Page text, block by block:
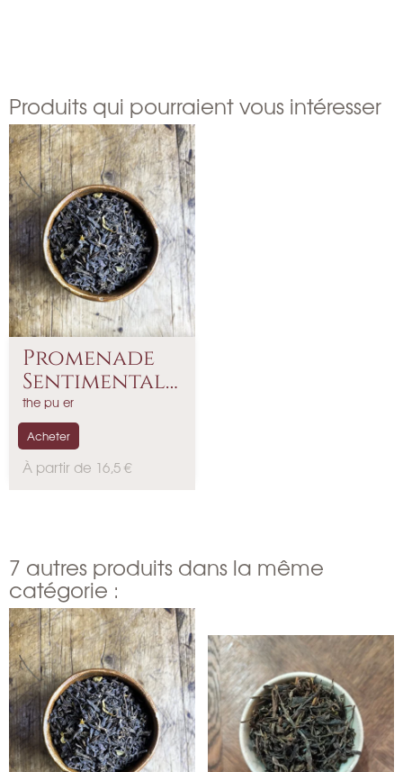
Produits qui pourraient vous intéresser
Promenade
Sentimentale
- Pu...
the pu er
P
À partir de 16,5 €
Acheter
7 autres produits dans la même
catégorie :